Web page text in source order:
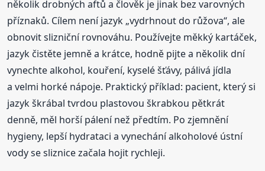
několik drobných aftů a člověk je jinak bez varovných
příznaků. Cílem není jazyk „vydrhnout do růžova“, ale
obnovit slizniční rovnováhu. Používejte měkký kartáček,
jazyk čistěte jemně a krátce, hodně pijte a několik dní
vynechte alkohol, kouření, kyselé šťávy, pálivá jídla
a velmi horké nápoje. Praktický příklad: pacient, který si
jazyk škrábal tvrdou plastovou škrabkou pětkrát
denně, měl horší pálení než předtím. Po zjemnění
hygieny, lepší hydrataci a vynechání alkoholové ústní
vody se sliznice začala hojit rychleji.